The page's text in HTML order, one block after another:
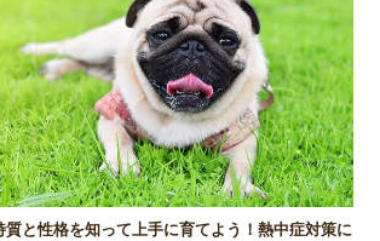
質と性格を知って上手に育てよう！熱中症対策に